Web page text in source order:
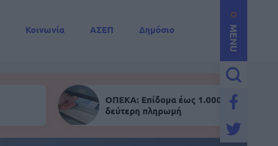
MENU
Κοινωνία ΑΣΕΠ
Δημόσιο
ΟΠΕΚΑ: Επίδομα έως 1.000 ευρώ -
δεύτερη πληρωμή